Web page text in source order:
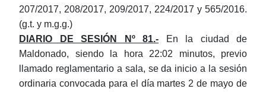
207/2017, 208/2017, 209/2017, 224/2017 y 565/2016.
(g.t. y m.g.g.)
DIARIO DE SESIÓN Nº 81.- En la ciudad de
Maldonado, siendo la hora 22:02 minutos, previo
llamado reglamentario a sala, se da inicio a la sesión
ordinaria convocada para el día martes 2 de mayo de